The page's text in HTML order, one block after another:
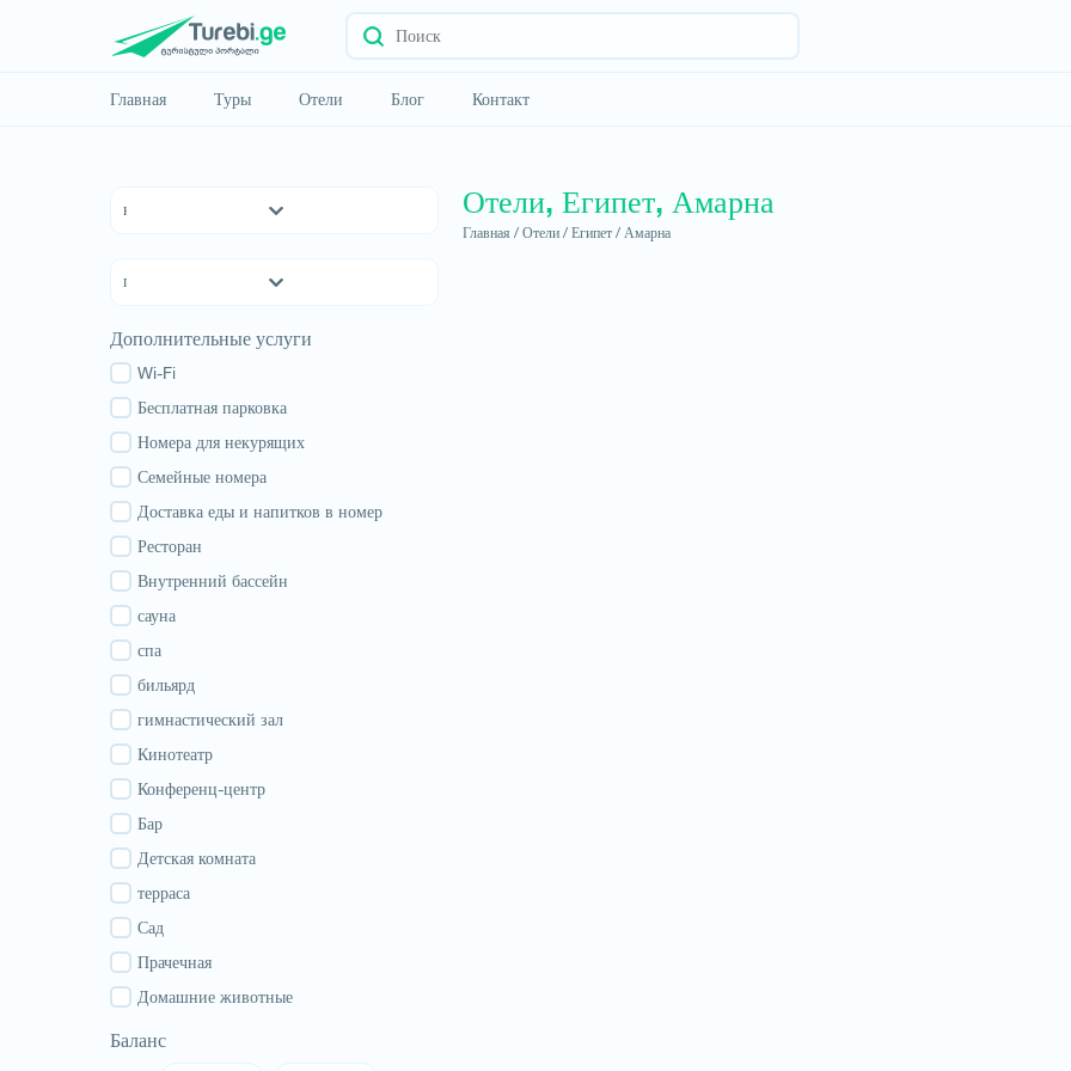
Главная Туры Отели Блог Контакт
Отели 4 *
хостелы
Семейные отели
апартаменты
Коттеджи
Кахетия
Тбилиси
Мцхета-Мтианети
Шида Картли
Самцхе-Джавахети
Имеретия
Гурия
Самегрело
Сванети
Рача
Аджария
Абхазия
Дополнительные услуги
Wi-Fi
Бесплатная парковка
Номера для некурящих
Семейные номера
Доставка еды и напитков в номер
Ресторан
Внутренний бассейн
сауна
спа
бильярд
гимнастический зал
Кинотеатр
Конференц-центр
Бар
Детская комната
терраса
Сад
Прачечная
Домашние животные
Баланс
Отели, Египет, Амарна
Главная / Отели / Египет / Амарна